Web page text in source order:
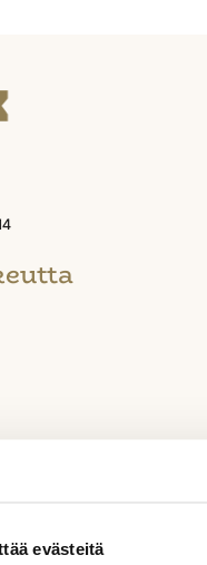
evästeitä